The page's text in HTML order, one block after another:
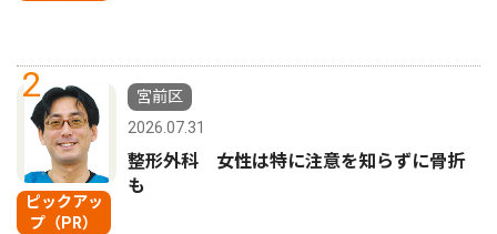
2
ピックアッ
プ（PR）
宮前区
2026.07.31
整形外科 女性は特に注意を知らずに骨折
も